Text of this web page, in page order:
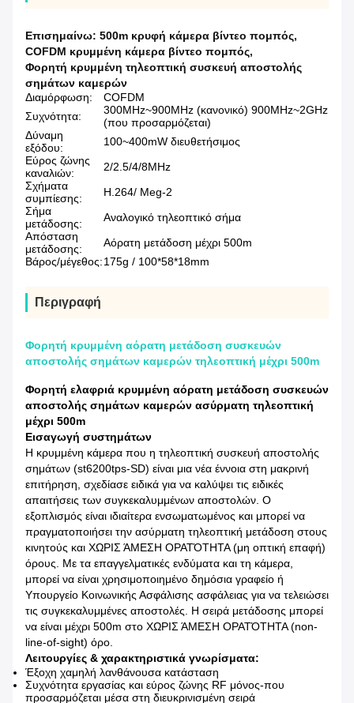
Επισημαίνω: 500m κρυφή κάμερα βίντεο πομπός,
COFDM κρυμμένη κάμερα βίντεο πομπός,
Φορητή κρυμμένη τηλεοπτική συσκευή αποστολής
σημάτων καμερών
Διαμόρφωση:
COFDM
Συχνότητα:
300MHz~900MHz (κανονικό) 900MHz~2GHz
(που προσαρμόζεται)
Δύναμη
εξόδου:
100~400mW διευθετήσιμος
Εύρος ζώνης
καναλιών:
2/2.5/4/8MHz
Σχήματα
συμπίεσης:
H.264/ Meg-2
Σήμα
μετάδοσης:
Αναλογικό τηλεοπτικό σήμα
Απόσταση
μετάδοσης:
Αόρατη μετάδοση μέχρι 500m
Βάρος/μέγεθος:175g / 100*58*18mm
Περιγραφή
Φορητή κρυμμένη αόρατη μετάδοση συσκευών
αποστολής σημάτων καμερών τηλεοπτική μέχρι 500m
Φορητή ελαφριά κρυμμένη αόρατη μετάδοση συσκευών
αποστολής σημάτων καμερών ασύρματη τηλεοπτική
μέχρι 500m
Εισαγωγή συστημάτων
Η κρυμμένη κάμερα που η τηλεοπτική συσκευή αποστολής
σημάτων (st6200tps-SD) είναι μια νέα έννοια στη μακρινή
επιτήρηση, σχεδίασε ειδικά για να καλύψει τις ειδικές
απαιτήσεις των συγκεκαλυμμένων αποστολών. Ο
εξοπλισμός είναι ιδιαίτερα ενσωματωμένος και μπορεί να
πραγματοποιήσει την ασύρματη τηλεοπτική μετάδοση στους
κινητούς και ΧΩΡΙΣ ΆΜΕΣΗ ΟΡΑΤΌΤΗΤΑ (μη οπτική επαφή)
όρους. Με τα επαγγελματικές ενδύματα και τη κάμερα,
μπορεί να είναι χρησιμοποιημένο δημόσια γραφείο ή
Υπουργείο Κοινωνικής Ασφάλισης ασφάλειας για να τελειώσει
τις συγκεκαλυμμένες αποστολές. Η σειρά μετάδοσης μπορεί
να είναι μέχρι 500m στο ΧΩΡΙΣ ΆΜΕΣΗ ΟΡΑΤΌΤΗΤΑ (non-
line-of-sight) όρο.
Λειτουργίες & χαρακτηριστικά γνωρίσματα:
Έξοχη χαμηλή λανθάνουσα κατάσταση
Συχνότητα εργασίας και εύρος ζώνης RF μόνος-που
προσαρμόζεται μέσα στη διευκρινισμένη σειρά